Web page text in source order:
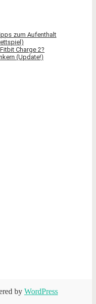
zum Aufenthalt
Charge 2?
(Update!)
by WordPress